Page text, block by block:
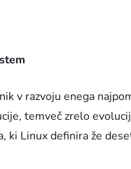
v razvoju enega
temveč zrelo
ki Linux definira že